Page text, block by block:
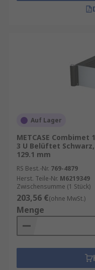
Auf Lager
METCASE
3 U Belüftet Schwarz,
129.1 mm
RS Best.-Nr. 769-4879
Herst. Teile-Nr. M6219349
Zwischensumme (1 Stück)
203,56 €(ohne MwSt.)
Menge